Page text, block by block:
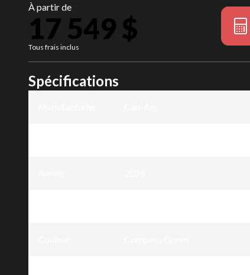
À partir de
17 549 $
Tous frais inclus
Spécifications